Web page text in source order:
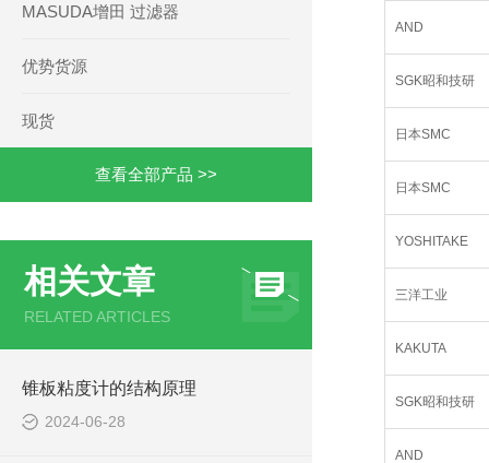
MASUDA增田 过滤器
优势货源
现货
查看全部产品 >>
相关文章
RELATED ARTICLES
锥板粘度计的结构原理
2024-06-28
AND
SGK昭和技研
日本SMC
日本SMC
YOSHITAKE
三洋工业
KAKUTA
SGK昭和技研
AND